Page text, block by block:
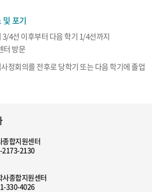
포기
3/4선 이후부터 다음 학기 1/4선까지
터 방문
정회의를 전후로 당학기 또는 다음 학기에 졸업
종합지원센터
2173-2130
사종합지원센터
330-4026